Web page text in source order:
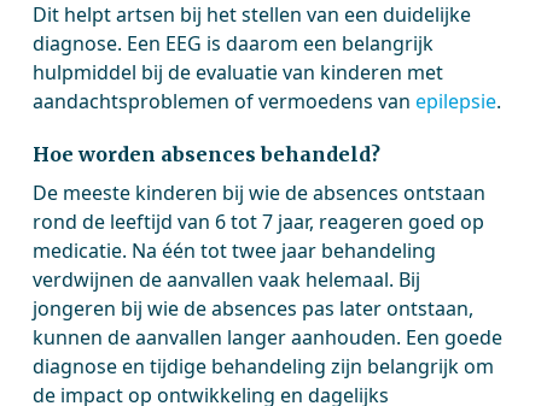
Dit helpt artsen bij het stellen van een duidelijke
diagnose. Een EEG is daarom een belangrijk
hulpmiddel bij de evaluatie van kinderen met
aandachtsproblemen of vermoedens vanepilepsie.
Hoe worden absences behandeld?
De meeste kinderen bij wie de absences ontstaan
rond de leeftijd van 6 tot 7 jaar, reageren goed op
medicatie. Na één tot twee jaar behandeling
verdwijnen de aanvallen vaak helemaal. Bij
jongeren bij wie de absences pas later ontstaan,
kunnen de aanvallen langer aanhouden. Een goede
diagnose en tijdige behandeling zijn belangrijk om
de impact op ontwikkeling en dagelijks